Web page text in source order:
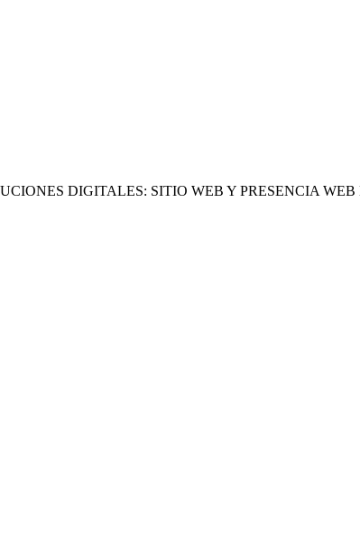
DIGITALES: SITIO WEB Y PRESENCIA WEB